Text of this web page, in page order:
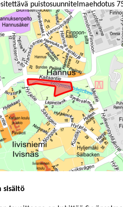
puistosuunnitelmaehdotus
sisältö